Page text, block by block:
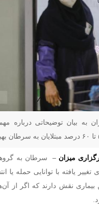
به بیان توضیحاتی درباره
میزان –
سرطان به
یافته با توانایی حمله یا
نقش دارند که اگر از